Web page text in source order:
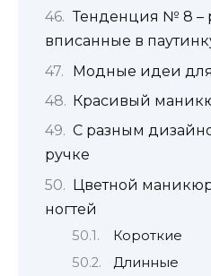
Тенденция № 8 –
вписанные в
Модные идеи для
Красивый
С разным
ручке
Цветной
ногтей
Короткие
Длинные